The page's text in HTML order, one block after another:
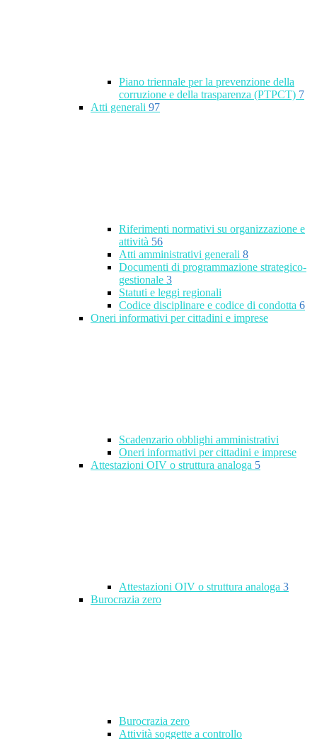
Piano triennale per la prevenzione della
corruzione e della trasparenza (PTPCT) 7
Atti generali 97
Riferimenti normativi su organizzazione e
attività 56
Atti amministrativi generali 8
Documenti di programmazione strategico-
gestionale 3
Statuti e leggi regionali
Codice disciplinare e codice di condotta 6
Oneri informativi per cittadini e imprese
Scadenzario obblighi amministrativi
Oneri informativi per cittadini e imprese
Attestazioni OIV o struttura analoga 5
Attestazioni OIV o struttura analoga 3
Burocrazia zero
Burocrazia zero
Attività soggette a controllo